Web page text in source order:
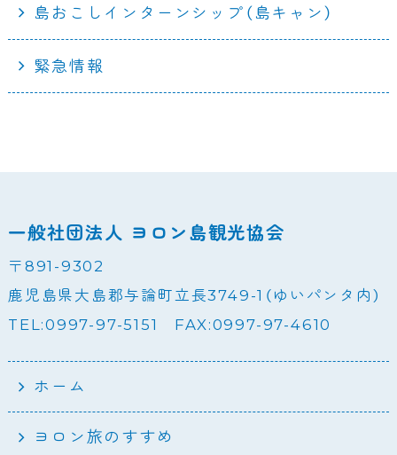
島おこしインターンシップ（島キャン）
緊急情報
一般社団法人 ヨロン島観光協会
〒891-9302
鹿児島県大島郡与論町立長3749-1（ゆいパンタ内）
TEL:0997-97-5151 FAX:0997-97-4610
ホーム
ヨロン旅のすすめ